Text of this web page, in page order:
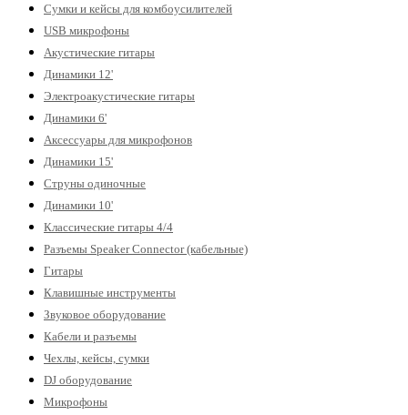
Сумки и кейсы для комбоусилителей
USB микрофоны
Акустические гитары
Динамики 12'
Электроакустические гитары
Динамики 6'
Аксессуары для микрофонов
Динамики 15'
Струны одиночные
Динамики 10'
Классические гитары 4/4
Разъемы Speaker Connector (кабельные)
Гитары
Клавишные инструменты
Звуковое оборудование
Кабели и разъемы
Чехлы, кейсы, сумки
DJ оборудование
Микрофоны